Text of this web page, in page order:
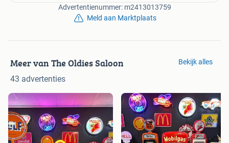
Advertentienummer: m2413013759
Meld aan Marktplaats
Meer van The Oldies Saloon
43 advertenties
Bekijk alles